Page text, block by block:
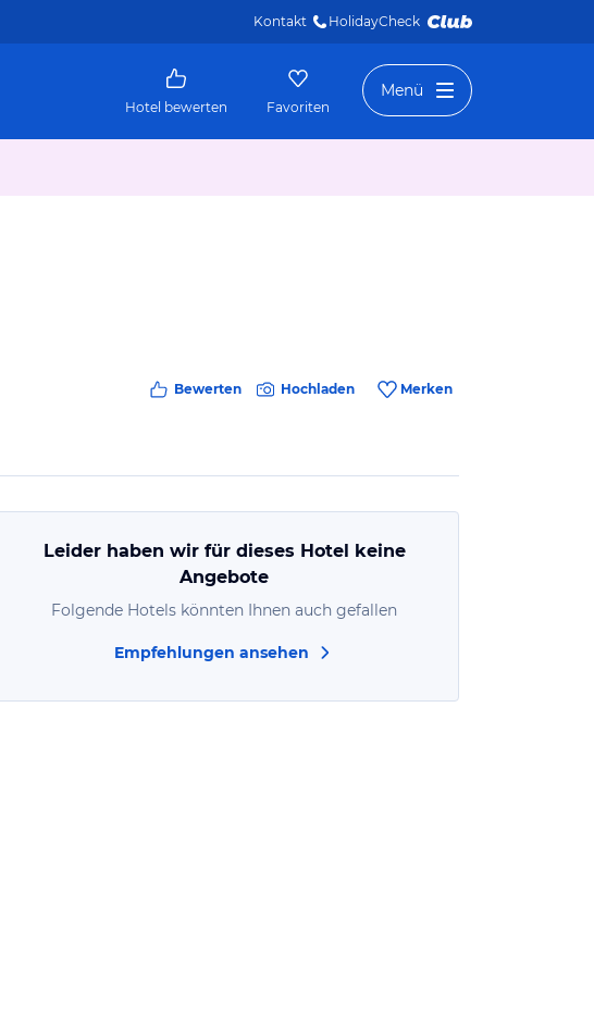
Kontakt HolidayCheck
Hotel bewerten Favoriten
Menü
Bewerten Hochladen Merken
Leider haben wir für dieses Hotel keine
Angebote
Folgende Hotels könnten Ihnen auch gefallen
Empfehlungen ansehen